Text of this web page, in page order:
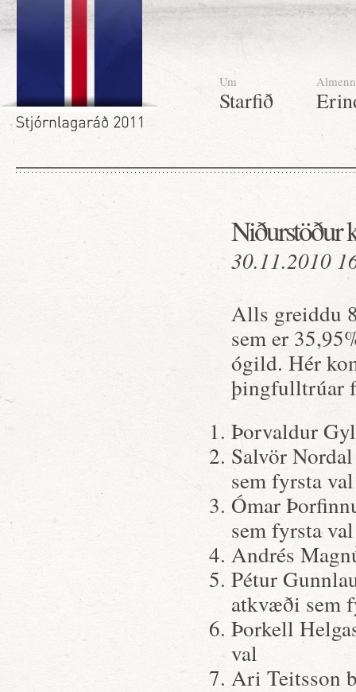
Um
Starfið
Almenn
Niðurstöður
30.11.2010
Alls greiddu
sem er
ógild. Hér
þingfulltrúar
Þorvaldur
Salvör
sem fyrsta val
Ómar
sem fyrsta val
Andrés
Pétur
atkvæði sem
Þorkell
val
Ari Teitsson